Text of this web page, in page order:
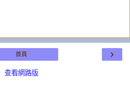
›
首頁
查看網路版